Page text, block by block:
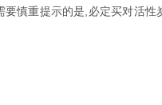
慎重提示的是,必定买对活性